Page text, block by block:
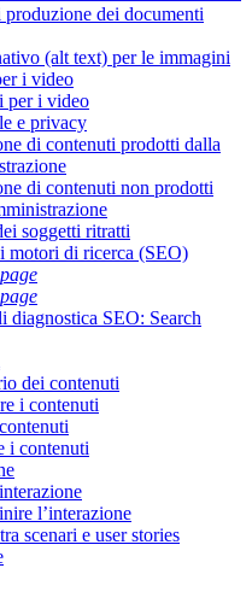
dei documenti
(alt text) per le immagini
i video
per i video
e privacy
di contenuti prodotti dalla
di contenuti non prodotti
soggetti ritratti
motori di ricerca (SEO)
diagnostica SEO: Search
dei contenuti
i contenuti
i contenuti
l’interazione
scenari e user stories